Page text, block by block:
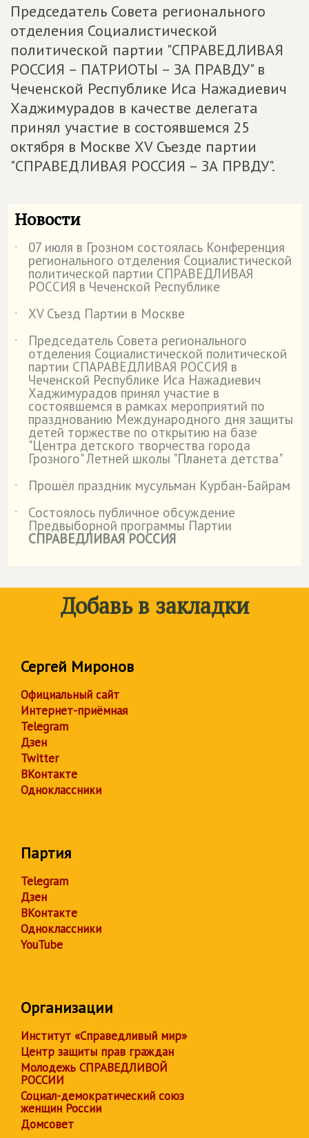
Председатель Совета регионального
отделения Социалистической
политической партии "СПРАВЕДЛИВАЯ
РОССИЯ – ПАТРИОТЫ – ЗА ПРАВДУ" в
Чеченской Республике Иса Нажадиевич
Хаджимурадов в качестве делегата
принял участие в состоявшемся 25
октября в Москве XV Съезде партии
"СПРАВЕДЛИВАЯ РОССИЯ – ЗА ПРВДУ".
Новости
˙ 07 июля в Грозном состоялась Конференция
регионального отделения Социалистической
политической партии СПРАВЕДЛИВАЯ
РОССИЯ в Чеченской Республике
˙
XV Съезд Партии в Москве
˙
Председатель Совета регионального
отделения Социалистической политической
партии СПАРАВЕДЛИВАЯ РОССИЯ в
Чеченской Республике Иса Нажадиевич
Хаджимурадов принял участие в
состоявшемся в рамках мероприятий по
празднованию Международного дня защиты
детей торжестве по открытию на базе
"Центра детского творчества города
Грозного" Летней школы "Планета детства"
˙
Прошёл праздник мусульман Курбан-Байрам
˙
Состоялось публичное обсуждение
Предвыборной программы Партии
СПРАВЕДЛИВАЯ РОССИЯ
Добавь в закладки
Сергей Миронов
Официальный сайт
Интернет-приёмная
Telegram
Дзен
Twitter
ВКонтакте
Одноклассники
Партия
Telegram
Дзен
ВКонтакте
Одноклассники
YouTube
Организации
Институт «Справедливый мир»
Центр защиты прав граждан
Молодежь СПРАВЕДЛИВОЙ
РОССИИ
Социал-демократический союз
женщин России
Домсовет